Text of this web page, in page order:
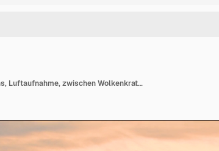
Stadtbild des Pazifischen Nordwestens, Luftaufnahme, zwischen Wolkenkratzern, orangefarbener Sonnenuntergangshimmel, Seattle Washington USA, Türme der Innenstadt, westliche Uferpromenade, Küstenlinie, Puget Sound im Hintergrund.